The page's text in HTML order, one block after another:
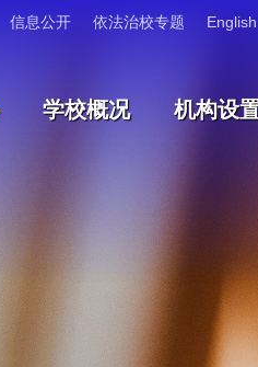
信息公开 依法治校专题 English
学校概况 机构设